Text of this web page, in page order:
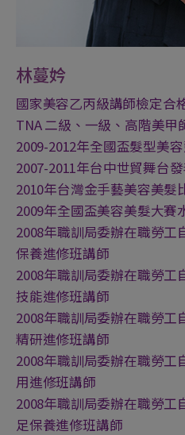
林蔓妗
國家美容乙丙級講師檢定合
TNA 二級、一級、高階美甲
2009-2012年全國盃髮型美
2007-2011年台中世貿舞台
2010年台灣金手藝美容美髮
2009年全國盃美容美髮大賽
2008年職訓局委辦在職勞
保養進修班講師
2008年職訓局委辦在職勞
技能進修班講師
2008年職訓局委辦在職勞工
精研進修班講師
2008年職訓局委辦在職勞
用進修班講師
2008年職訓局委辦在職勞
足保養進修班講師